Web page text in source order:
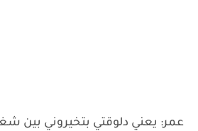
عمر: يعني دلوقتي بتخيروني بين